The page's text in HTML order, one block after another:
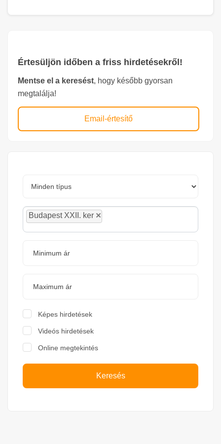
×
Budapest XXII. ker
Képes hirdetések
Videós hirdetések
Online megtekintés
Keresés
Értesüljön időben a friss hirdetésekről!
Mentse el a keresést, hogy később gyorsan
megtalálja!
Email-értesítő